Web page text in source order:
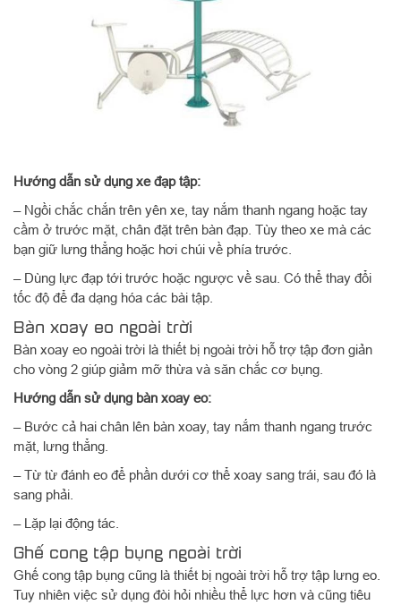
Hướng dẫn sử dụng xe đạp tập:
– Ngồi chắc chắn trên yên xe, tay nắm thanh ngang hoặc tay
cầm ở trước mặt, chân đặt trên bàn đạp. Tùy theo xe mà các
bạn giữ lưng thẳng hoặc hơi chúi về phía trước.
– Dùng lực đạp tới trước hoặc ngược về sau. Có thể thay đổi
tốc độ để đa dạng hóa các bài tập.
Bàn xoay eo ngoài trời
Bàn xoay eo ngoài trời là thiết bị ngoài trời hỗ trợ tập đơn giản
cho vòng 2 giúp giảm mỡ thừa và săn chắc cơ bụng.
Hướng dẫn sử dụng bàn xoay eo:
– Bước cả hai chân lên bàn xoay, tay nắm thanh ngang trước
mặt, lưng thẳng.
– Từ từ đánh eo để phần dưới cơ thể xoay sang trái, sau đó là
sang phải.
– Lặp lại động tác.
Ghế cong tập bụng ngoài trời
Ghế cong tập bụng cũng là thiết bị ngoài trời hỗ trợ tập lưng eo.
Tuy nhiên việc sử dụng đòi hỏi nhiều thể lực hơn và cũng tiêu